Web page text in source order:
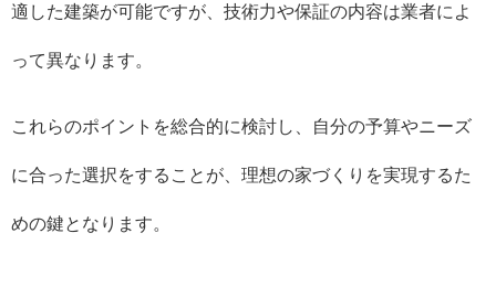
適した建築が可能ですが、技術力や保証の内容は業者によ
って異なります。
これらのポイントを総合的に検討し、自分の予算やニーズ
に合った選択をすることが、理想の家づくりを実現するた
めの鍵となります。